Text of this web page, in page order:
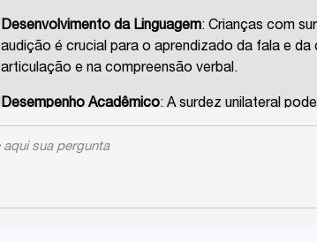
Desenvolvimento da Linguagem: Crianças com
audição é crucial para o aprendizado da fala e
articulação e na compreensão verbal.
Desempenho Acadêmico: A surdez unilateral
verbais e participar de discussões em sala de
colegas.
: A dificuldade em ouvir pode